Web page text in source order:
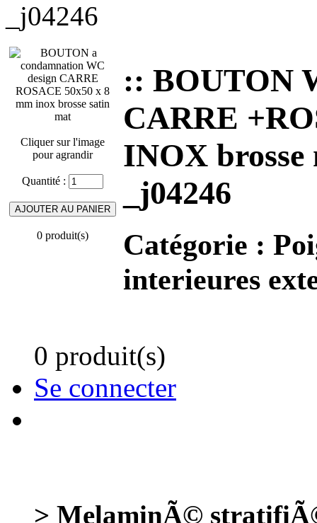
_j04246
Cliquer sur l'image
pour agrandir
Quantité :
0 produit(s)
:: BOUTON
CARRE
INOX
_j04246
Catégorie :
interieures
0 produit(s)
Se connecter
> MelaminÃ©